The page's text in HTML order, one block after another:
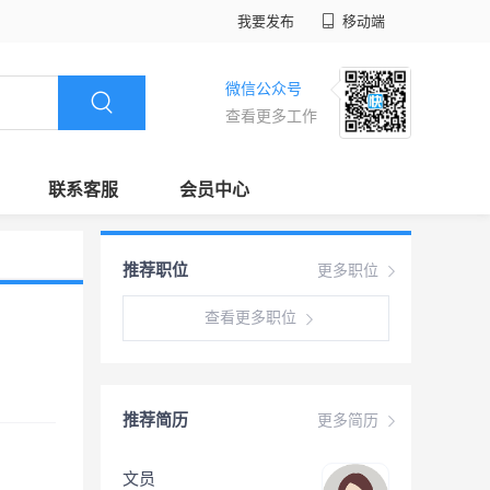
我要发布 移动端
微信公众号
查看更多工作
联系客服 会员中心
更多职位
推荐职位
查看更多职位
更多简历
推荐简历
文员